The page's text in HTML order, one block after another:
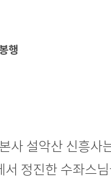
행
사 설악산 신흥사
정진한 수좌스